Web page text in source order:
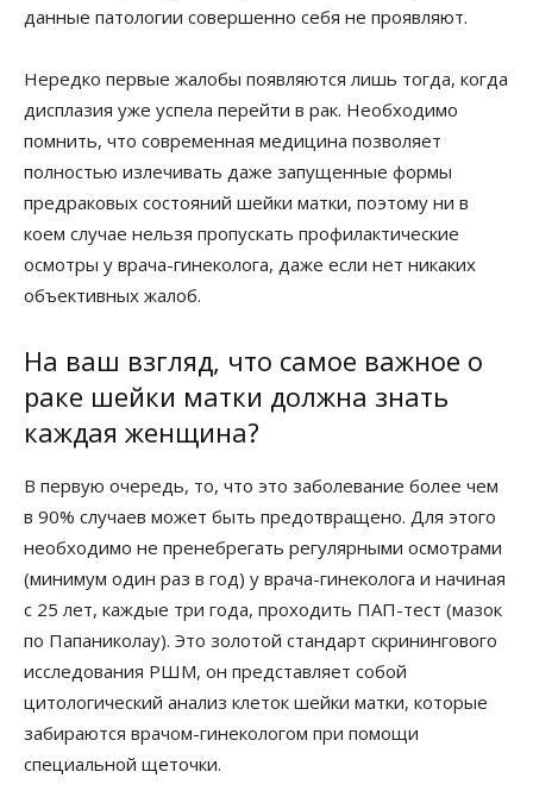
данные патологии совершенно себя не проявляют.
Нередко первые жалобы появляются лишь тогда, когда
дисплазия уже успела перейти в рак. Необходимо
помнить, что современная медицина позволяет
полностью излечивать даже запущенные формы
предраковых состояний шейки матки, поэтому ни в
коем случае нельзя пропускать профилактические
осмотры у врача-гинеколога, даже если нет никаких
объективных жалоб.
На ваш взгляд, что самое важное о
раке шейки матки должна знать
каждая женщина?
В первую очередь, то, что это заболевание более чем
в 90% случаев может быть предотвращено. Для этого
необходимо не пренебрегать регулярными осмотрами
(минимум один раз в год) у врача-гинеколога и начиная
с 25 лет, каждые три года, проходить ПАП-тест (мазок
по Папаниколау). Это золотой стандарт скринингового
исследования РШМ, он представляет собой
цитологический анализ клеток шейки матки, которые
забираются врачом-гинекологом при помощи
специальной щеточки.